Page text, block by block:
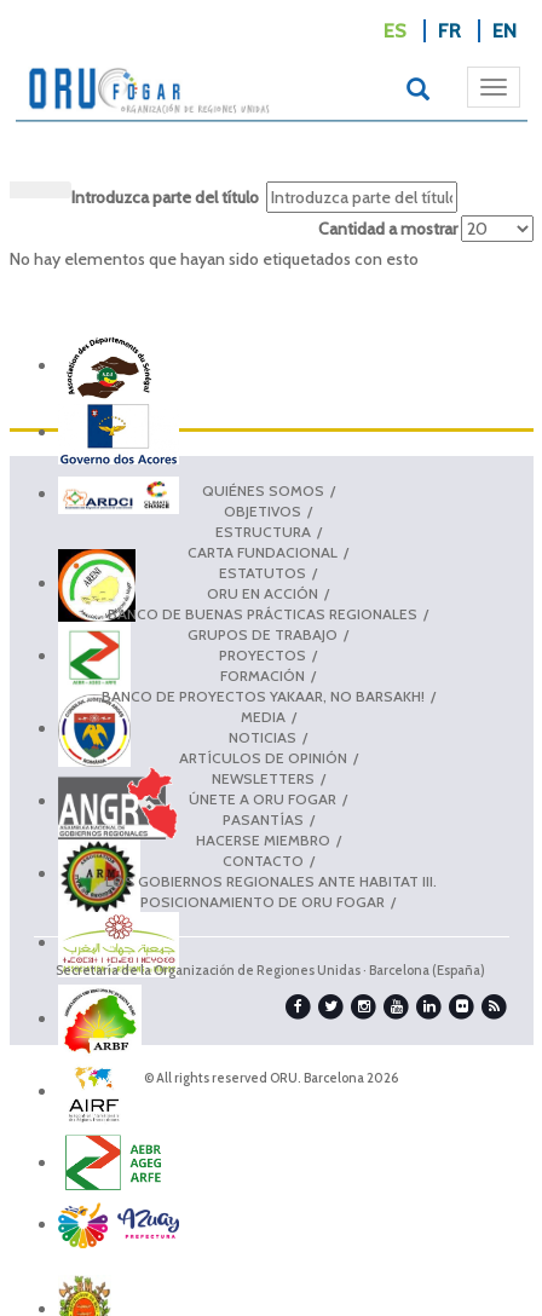
ES FR EN
Introduzca parte del título
Cantidad a mostrar
No hay elementos que hayan sido etiquetados con esto
QUIÉNES SOMOS
OBJETIVOS
ESTRUCTURA
CARTA FUNDACIONAL
ESTATUTOS
ORU EN ACCIÓN
BANCO DE BUENAS PRÁCTICAS REGIONALES
GRUPOS DE TRABAJO
PROYECTOS
FORMACIÓN
BANCO DE PROYECTOS YAKAAR, NO BARSAKH!
MEDIA
NOTICIAS
ARTÍCULOS DE OPINIÓN
NEWSLETTERS
ÚNETE A ORU FOGAR
PASANTÍAS
HACERSE MIEMBRO
CONTACTO
LOS GOBIERNOS REGIONALES ANTE HABITAT III.
POSICIONAMIENTO DE ORU FOGAR
Secretaría de la Organización de Regiones Unidas · Barcelona (España)
© All rights reserved ORU. Barcelona 2026